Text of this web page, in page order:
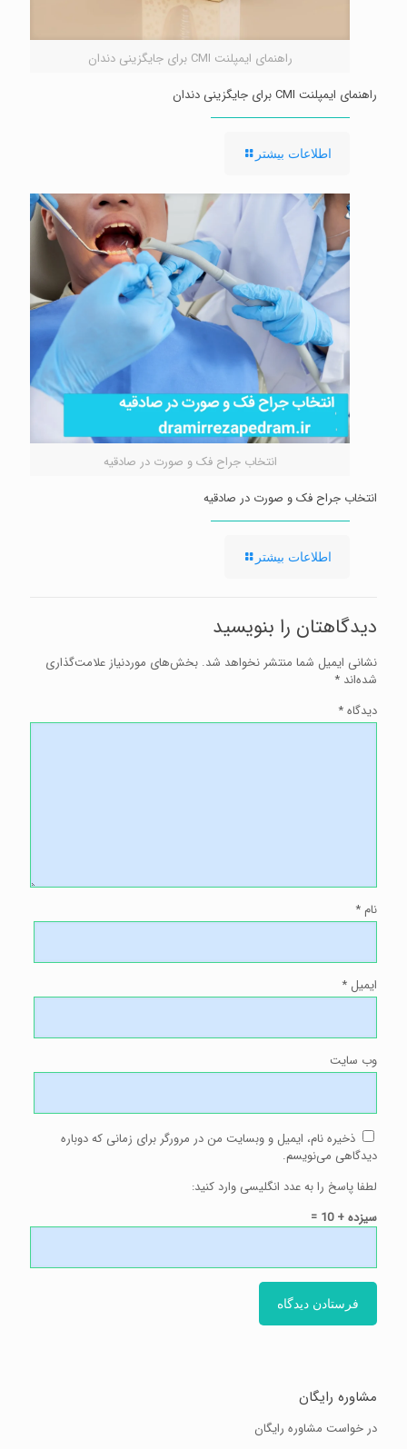
راهنمای ایمپلنت CMI برای جایگزینی دندان
راهنمای ایمپلنت CMI برای جایگزینی دندان
اطلاعات بیشتر
CMI
برای
جایگزینی
دندان
انتخاب جراح فک و صورت در صادقیه
انتخاب جراح فک و صورت در صادقیه
اطلاعات بیشتر
صورت
صادقیه
دیدگاهتان را بنویسید
نشانی ایمیل شما منتشر نخواهد شد. بخش‌های موردنیاز علامت‌گذاری
شده‌اند *
دیدگاه*
نام *
ایمیل *
وب‌ سایت
ذخیره نام، ایمیل و وبسایت من در مرورگر برای زمانی که دوباره
دیدگاهی می‌نویسم.
لطفا پاسخ را به عدد انگلیسی وارد کنید:
سیزده + 10 =
مشاوره رایگان
در خواست مشاوره رایگان